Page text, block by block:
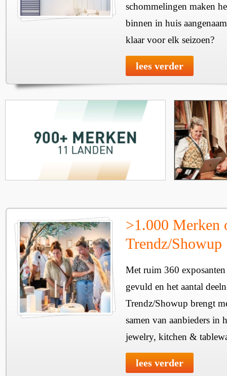
schommelingen maken
binnen in huis
klaar voor elk seizoen?
lees verder
>1.000 Merken
Trendz/Showup
Met ruim 360
gevuld en het aantal
Trendz/Showup brengt
samen van aanbieders in
jewelry, kitchen &
lees verder